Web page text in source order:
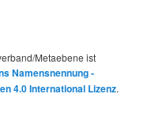
Metaebene ist
Namensnennung -
4.0 International Lizenz.